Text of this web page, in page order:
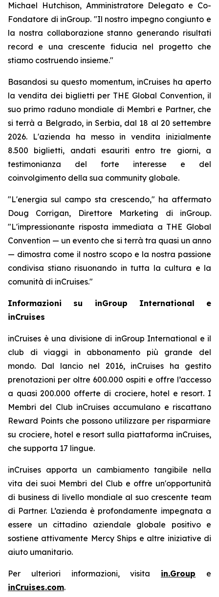
Michael Hutchison, Amministratore Delegato e Co-
Fondatore di inGroup. "Il nostro impegno congiunto e
la nostra collaborazione stanno generando risultati
record e una crescente fiducia nel progetto che
stiamo costruendo insieme."
Basandosi su questo momentum, inCruises ha aperto
la vendita dei biglietti per THE Global Convention, il
suo primo raduno mondiale di Membri e Partner, che
si terrà a Belgrado, in Serbia, dal 18 al 20 settembre
2026. L'azienda ha messo in vendita inizialmente
8.500 biglietti, andati esauriti entro tre giorni, a
testimonianza del forte interesse e del
coinvolgimento della sua community globale.
"L'energia sul campo sta crescendo," ha affermato
Doug Corrigan, Direttore Marketing di inGroup.
"L'impressionante risposta immediata a THE Global
Convention — un evento che si terrà tra quasi un anno
— dimostra come il nostro scopo e la nostra passione
condivisa stiano risuonando in tutta la cultura e la
comunità di inCruises."
Informazioni su inGroup International e
inCruises
inCruises è una divisione di inGroup International e il
club di viaggi in abbonamento più grande del
mondo. Dal lancio nel 2016,inCruises ha gestito
prenotazioni per oltre 600.000 ospiti e offre l’accesso
a quasi 200.000 offerte di crociere, hotel e resort. I
Membri del Club inCruises accumulano e riscattano
Reward Points che possono utilizzare per risparmiare
su crociere, hotel e resort sulla piattaforma inCruises,
che supporta 17 lingue.
inCruises apporta un cambiamento tangibile nella
vita dei suoi Membri del Club e offre un'opportunità
di business di livello mondiale al suo crescente team
di Partner. L’azienda è profondamente impegnata a
essere un cittadino aziendale globale positivo e
sostiene attivamente Mercy Ships e altre iniziative di
aiuto umanitario.
Per ulteriori informazioni, visita in.Group e
inCruises.com.